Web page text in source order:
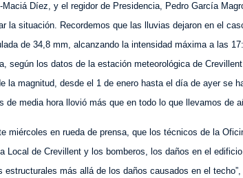
Díez, y el regidor de Presidencia, Pedro García
la situación. Recordemos que las lluvias dejaron en el
de 34,8 mm, alcanzando la intensidad máxima a las
según los datos de la estación meteorológica de
la magnitud, desde el 1 de enero hasta el día de ayer se
media hora llovió más que en todo lo que llevamos de
miércoles en rueda de prensa, que los técnicos de la
Local de Crevillent y los bomberos, los daños en el
más allá de los daños causados en el